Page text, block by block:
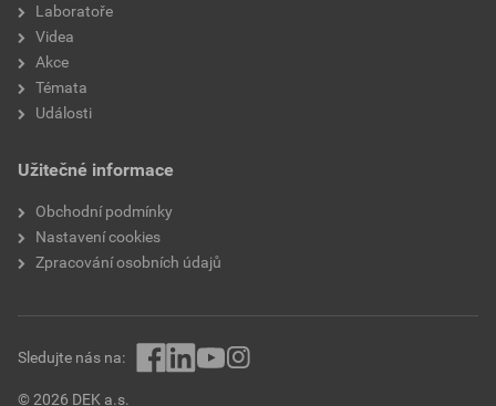
Laboratoře
Videa
Akce
Témata
Události
Užitečné informace
Obchodní podmínky
Nastavení cookies
Zpracování osobních údajů
© 2026 DEK a.s.
Sledujte nás na: